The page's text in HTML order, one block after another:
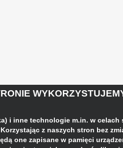
i inne technologie m.in. w
z naszych stron bez
one zapisane w pamięci